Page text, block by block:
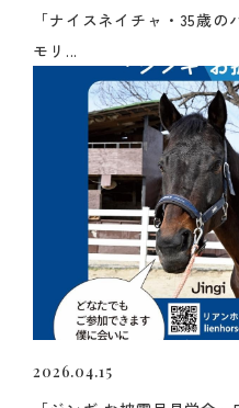
「ナイスネイチャ・35歳
モリ...
2026.04.15